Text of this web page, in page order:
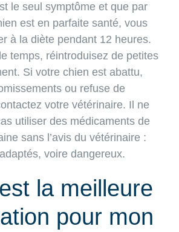
le seul symptôme et que par
est en parfaite santé, vous
à la diète pendant 12 heures.
temps, réintroduisez de petites
Si votre chien est abattu,
ou refuse de
votre vétérinaire. Il ne
utiliser des médicaments de
sans l’avis du vétérinaire :
voire dangereux.
la meilleure
pour mon